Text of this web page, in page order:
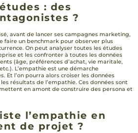
: des
?
avant de lancer ses campagnes marketing,
faire un benchmark pour observer plus
On peut analyser toutes les études
et les confronter à toutes les données
(âge, préférences d’achat, vie maritale,
L’empathie est une démarche
Et l’on pourra alors croiser les données
résultats de l’empathie. Ces données sont
en amont de construire des persona et
l’empathie en
de projet ?